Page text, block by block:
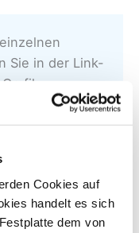
Cookies auf
handelt es sich
dem von
Sie in der Link-